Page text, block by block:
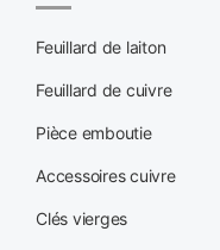
Feuillard de laiton
Feuillard de cuivre
Pièce emboutie
Accessoires cuivre
Clés vierges